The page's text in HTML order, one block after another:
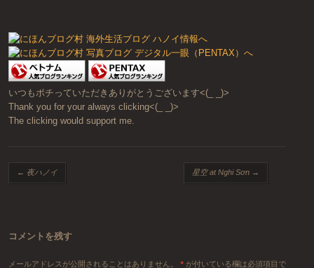
いつもポチっていただきありがとうございます<(_ _)>
Thank you for your always clicking<(_ _)>
The clicking would support me.
投稿ナビゲーション
← 夜ハノイ 星空 at Nghi Sơn →
コメントを残す
メールアドレスが公開されることはありません。 *が付いている欄は必須項目で